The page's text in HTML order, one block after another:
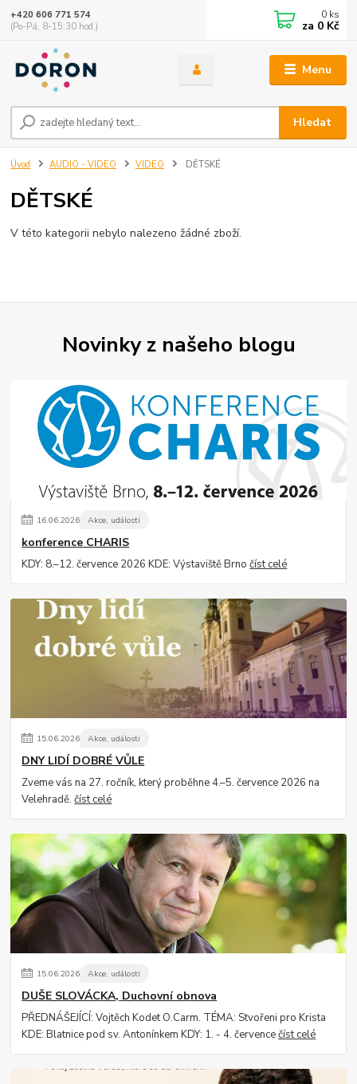
Menu
Hledat
+420 606 771 574
(Po-Pá, 8-15:30 hod.)
0 ks
za 0 Kč
Úvod AUDIO - VIDEO VIDEO DĚTSKÉ
DĚTSKÉ
V této kategorii nebylo nalezeno žádné zboží.
Novinky z našeho blogu
16.06.2026 Akce, události
konference CHARIS
KDY: 8.–12. července 2026 KDE: Výstaviště Brnočíst celé
15.06.2026 Akce, události
DNY LIDÍ DOBRÉ VŮLE
Zveme vás na 27. ročník, který proběhne 4.–5. července 2026 na
Velehradě.číst celé
15.06.2026 Akce, události
DUŠE SLOVÁCKA, Duchovní obnova
PŘEDNÁŠEJÍCÍ: Vojtěch Kodet O.Carm. TÉMA: Stvořeni pro Krista
KDE: Blatnice pod sv. Antonínkem KDY: 1. - 4. červencečíst celé